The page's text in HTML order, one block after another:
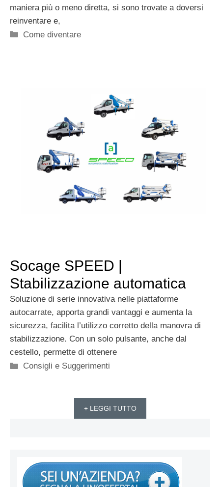
maniera più o meno diretta, si sono trovate a doversi
reinventare e,
Categorie
Come diventare
Socage SPEED |
Stabilizzazione automatica
Soluzione di serie innovativa nelle piattaforme
autocarrate, apporta grandi vantaggi e aumenta la
sicurezza, facilita l’utilizzo corretto della manovra di
stabilizzazione. Con un solo pulsante, anche dal
cestello, permette di ottenere
Categorie
Consigli e Suggerimenti
+ LEGGI TUTTO